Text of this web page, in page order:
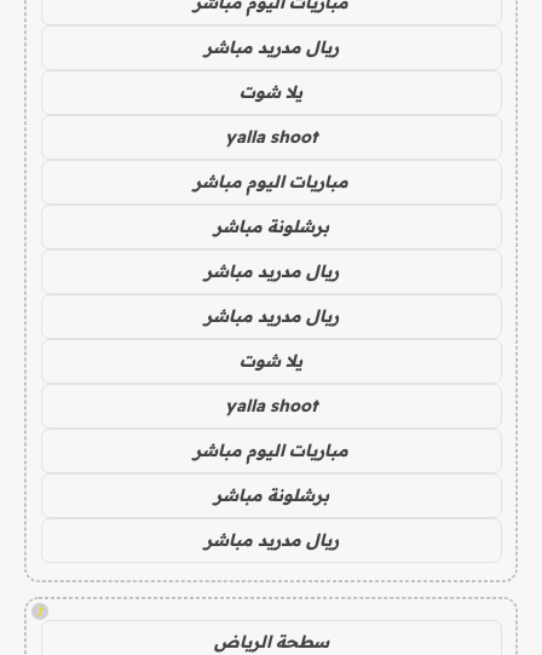
ريال مدريد مباشر
يلا شوت
yalla shoot
مباريات اليوم مباشر
برشلونة مباشر
ريال مدريد مباشر
ريال مدريد مباشر
يلا شوت
yalla shoot
مباريات اليوم مباشر
برشلونة مباشر
ريال مدريد مباشر
!
سطحة الرياض